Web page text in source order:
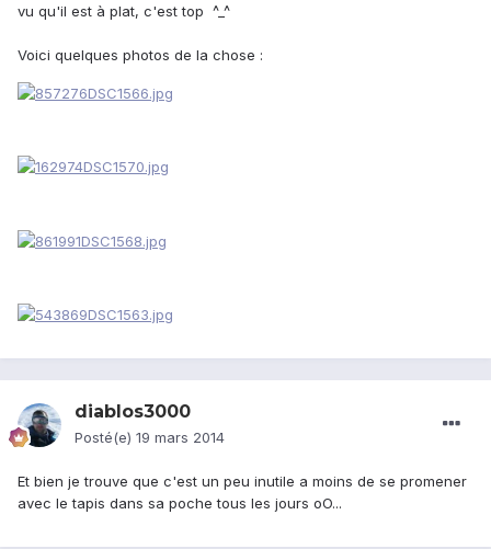
vu qu'il est à plat, c'est top ^_^
Voici quelques photos de la chose :
diablos3000
Posté(e) 19 mars 2014
Et bien je trouve que c'est un peu inutile a moins de se promener
avec le tapis dans sa poche tous les jours oO...